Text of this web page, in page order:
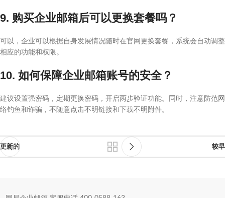
9. 购买企业邮箱后可以更换套餐吗？
可以，企业可以根据自身发展情况随时在官网更换套餐，系统会自动调整
相应的功能和权限。
10. 如何保障企业邮箱账号的安全？
建议设置强密码，定期更换密码，开启两步验证功能。同时，注意防范网
络钓鱼和诈骗，不随意点击不明链接和下载不明附件。
更新的 较早